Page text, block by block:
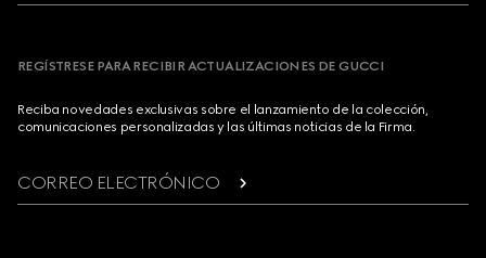
REGÍSTRESE PARA RECIBIR ACTUALIZACIONES DE GUCCI
Reciba novedades exclusivas sobre el lanzamiento de la colección,
comunicaciones personalizadas y las últimas noticias de la Firma.
CORREO ELECTRÓNICO